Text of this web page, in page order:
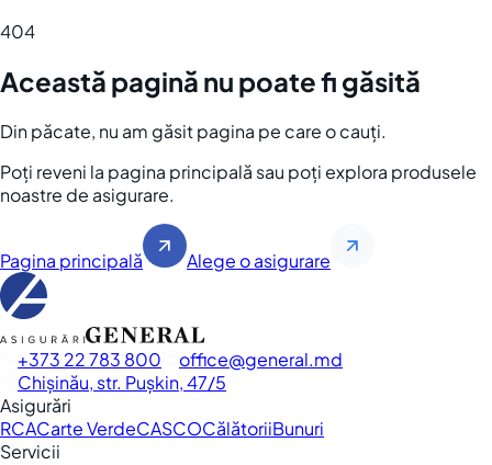
404
Această pagină nu poate fi găsită
Din păcate, nu am găsit pagina pe care o cauți.
Poți reveni la pagina principală sau poți explora produsele
noastre de asigurare.
Pagina principală Alege o asigurare
+373 22 783 800 office
general.md
Chișinău, str. Pușkin, 47/5
Asigurări
RCACarte VerdeCASCOCălătoriiBunuri
Servicii